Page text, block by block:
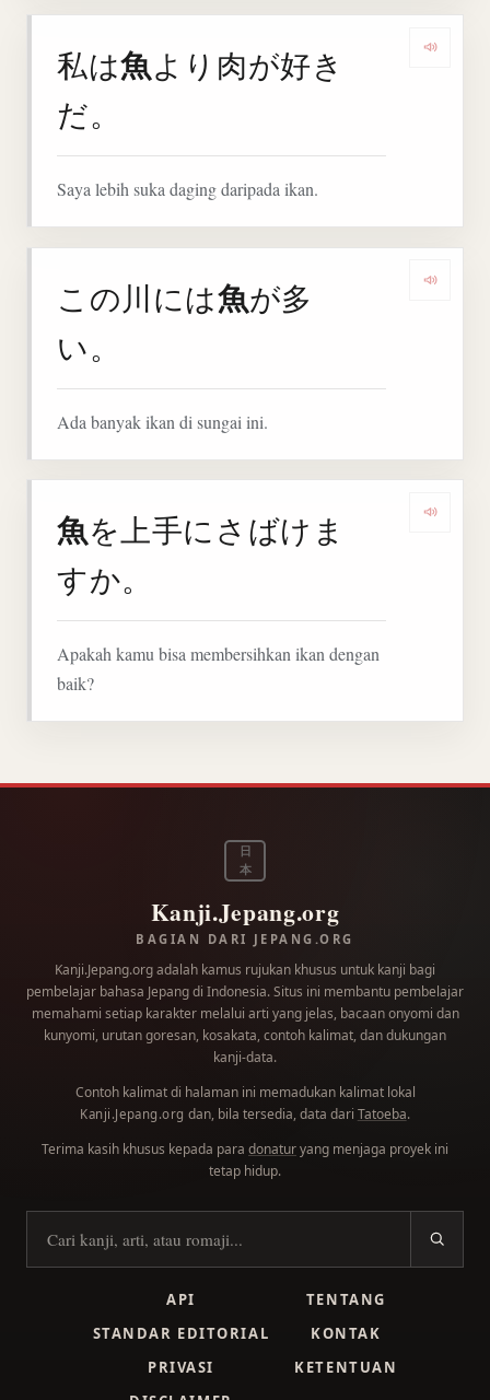
私は魚より肉が好き
だ。
Saya lebih suka daging daripada ikan.
この川には魚が多
い。
Ada banyak ikan di sungai ini.
魚を上手にさばけま
すか。
Apakah kamu bisa membersihkan ikan dengan
baik?
日
本
Kanji.Jepang.org
BAGIAN DARI JEPANG.ORG
Kanji.Jepang.org adalah kamus rujukan khusus untuk kanji bagi
pembelajar bahasa Jepang di Indonesia. Situs ini membantu pembelajar
memahami setiap karakter melalui arti yang jelas, bacaan onyomi dan
kunyomi, urutan goresan, kosakata, contoh kalimat, dan dukungan
kanji-data.
Contoh kalimat di halaman ini memadukan kalimat lokal
Kanji.Jepang.org dan, bila tersedia, data dari Tatoeba.
Terima kasih khusus kepada para donaturyang menjaga proyek ini
tetap hidup.
Cari kanji
API
TENTANG
STANDAR EDITORIAL
KONTAK
PRIVASI
KETENTUAN